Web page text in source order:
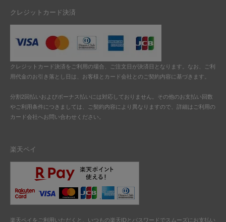
クレジットカード決済
クレジットカード決済をご利用の場合、ご注文日が決済日となります。なお、ご利
用代金のお引き落とし日は、お客様とカード会社とのご契約内容に基づきます。
分割2回払いおよびボーナス払いには対応しておりません。その他のお支払い回数
やご利用条件につきましては、ご契約内容により異なりますので、詳細はご利用の
カード会社へお問い合わせください。
楽天ペイ
楽天ペイをご利用いただくと、いつもの楽天IDとパスワードでスムーズにお支払い